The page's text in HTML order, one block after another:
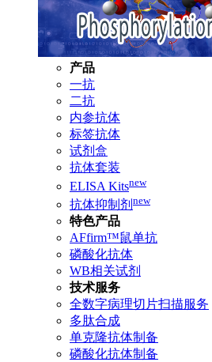
产品
一抗
二抗
内参抗体
标签抗体
试剂盒
抗体套装
ELISA Kitsnew
抗体抑制剂 new
特色产品
AFfirm™鼠单抗
磷酸化抗体
WB相关试剂
技术服务
全数字病理切片扫描服务
多肽合成
单克隆抗体制备
磷酸化抗体制备